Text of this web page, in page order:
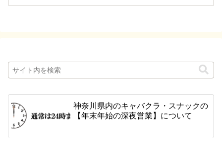
神奈川県内のキャバクラ・スナックの
【年末年始の深夜営業】について